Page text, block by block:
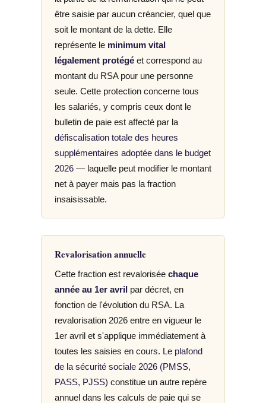
être saisie par aucun créancier, quel que
soit le montant de la dette. Elle
représente le minimum vital
légalement protégéet correspond au
montant du RSA pour une personne
seule. Cette protection concerne tous
les salariés, y compris ceux dont le
bulletin de paie est affecté par la
défiscalisation totale des heures
supplémentaires adoptée dans le budget
2026— laquelle peut modifier le montant
net à payer mais pas la fraction
insaisissable.
Revalorisation annuelle
Cette fraction est revalorisée chaque
année au 1er avrilpar décret, en
fonction de l'évolution du RSA. La
revalorisation 2026 entre en vigueur le
1er avril et s'applique immédiatement à
toutes les saisies en cours. Le plafond
de la sécurité sociale 2026 (PMSS,
PASS, PJSS) constitue un autre repère
annuel dans les calculs de paie qui se